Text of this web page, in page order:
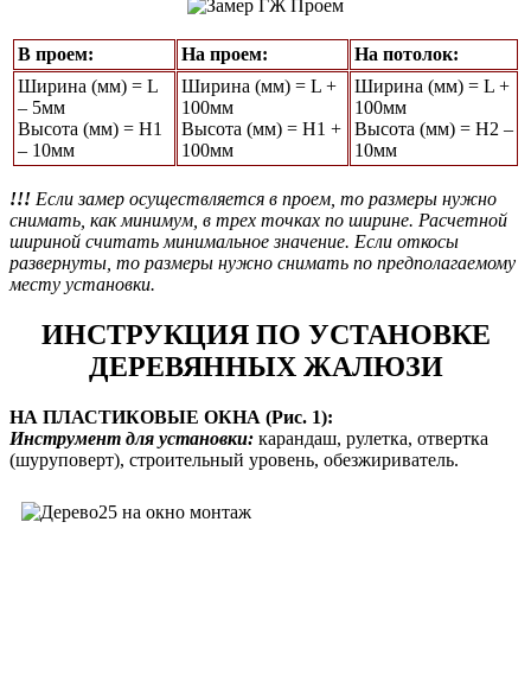
В проем: На проем:
На потолок:
Ширина (мм) = L
– 5мм
Высота (мм) = Н1
– 10мм
Ширина (мм) = L +
100мм
Высота (мм) = Н1 +
100мм
Ширина (мм) = L +
100мм
Высота (мм) = Н2 –
10мм
!!! Если замер осуществляется в проем, то размеры нужно
снимать, как минимум, в трех точках по ширине. Расчетной
шириной считать минимальное значение. Если откосы
развернуты, то размеры нужно снимать по предполагаемому
месту установки.
ИНСТРУКЦИЯ ПО УСТАНОВКЕ
ДЕРЕВЯННЫХ ЖАЛЮЗИ
НА ПЛАСТИКОВЫЕ ОКНА (Рис. 1):
Инструмент для установки: карандаш, рулетка, отвертка
(шуруповерт), строительный уровень, обезжириватель.